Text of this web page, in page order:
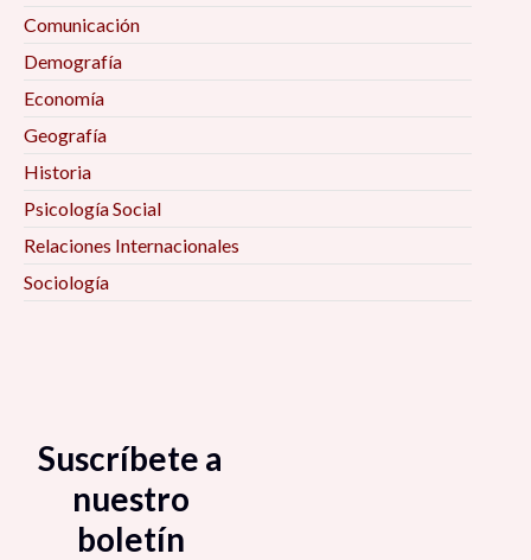
Comunicación
Demografía
Economía
Geografía
Historia
Psicología Social
Relaciones Internacionales
Sociología
Suscríbete a
nuestro
boletín